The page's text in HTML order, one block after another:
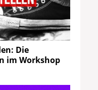
Die
im Workshop